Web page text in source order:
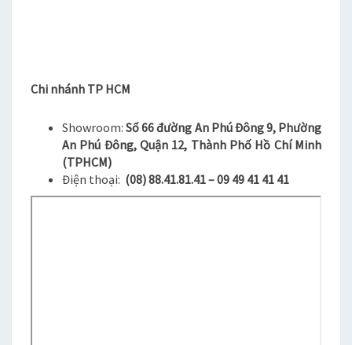
Chi nhánh TP HCM
Showroom:Số 66 đường An Phú Đông 9, Phường
An Phú Đông, Quận 12, Thành Phố Hồ Chí Minh
(TPHCM)
Điện thoại: (08) 88.41.81.41 – 09 49 41 41 41